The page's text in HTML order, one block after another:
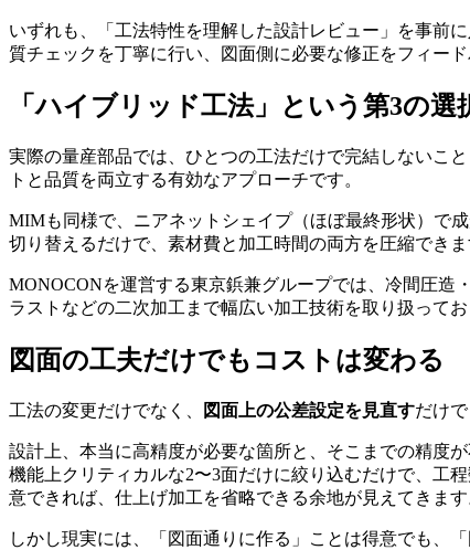
いずれも、「工法特性を理解した設計レビュー」を事前
質チェックを丁寧に行い、図面側に必要な修正をフィー
「ハイブリッド工法」という第3の選
実際の量産部品では、ひとつの工法だけで完結しないこ
トと品質を両立する有効なアプローチです。
MIMも同様で、ニアネットシェイプ（ほぼ最終形状）で
切り替えるだけで、素材費と加工時間の両方を圧縮できま
MONOCONを運営する東京鋲兼グループでは、冷間圧
ラストなどの二次加工まで幅広い加工技術を取り扱って
図面の工夫だけでもコストは変わる
工法の変更だけでなく、 図面上の公差設定を見直すだけ
設計上、本当に高精度が必要な箇所と、そこまでの精度
機能上クリティカルな2〜3面だけに絞り込むだけで、工
意できれば、仕上げ加工を省略できる余地が見えてきます
しかし現実には、「図面通りに作る」ことは得意でも、